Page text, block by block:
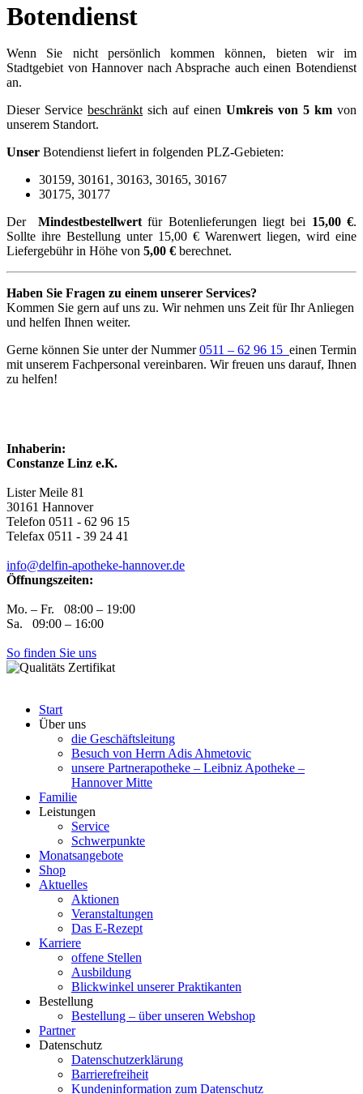
Botendienst
Wenn Sie nicht persönlich kommen können, bieten wir im
Stadtgebiet von Hannover nach Absprache auch einen Botendienst
an.
Dieser Service beschränkt sich auf einen Umkreis von 5 km von
unserem Standort.
Unser Botendienst liefert in folgenden PLZ-Gebieten:
30159, 30161, 30163, 30165, 30167
30175, 30177
Der Mindestbestellwertfür Botenlieferungen liegt bei 15,00 €.
Sollte ihre Bestellung unter 15,00 € Warenwert liegen, wird eine
Liefergebühr in Höhe von 5,00 € berechnet.
Haben Sie Fragen zu einem unserer Services?
Kommen Sie gern auf uns zu. Wir nehmen uns Zeit für Ihr Anliegen
und helfen Ihnen weiter.
Gerne können Sie unter der Nummer0511 – 62 96 15 einen Termin
mit unserem Fachpersonal vereinbaren. Wir freuen uns darauf, Ihnen
zu helfen!
Inhaberin:
Constanze Linz e.K.
Lister Meile 81
30161 Hannover
Telefon 0511 - 62 96 15
Telefax 0511 - 39 24 41
info@delfin-apotheke-hannover.de
Öffnungszeiten:
Mo. – Fr. 08:00 – 19:00
Sa. 09:00 – 16:00
So finden Sie uns
Start
Über uns
die Geschäftsleitung
Besuch von Herrn Adis Ahmetovic
unsere Partnerapotheke – Leibniz Apotheke –
Hannover Mitte
Familie
Leistungen
Service
Schwerpunkte
Monatsangebote
Shop
Aktuelles
Aktionen
Veranstaltungen
Das E-Rezept
Karriere
offene Stellen
Ausbildung
Blickwinkel unserer Praktikanten
Bestellung
Bestellung – über unseren Webshop
Partner
Datenschutz
Datenschutzerklärung
Barrierefreiheit
Kundeninformation zum Datenschutz